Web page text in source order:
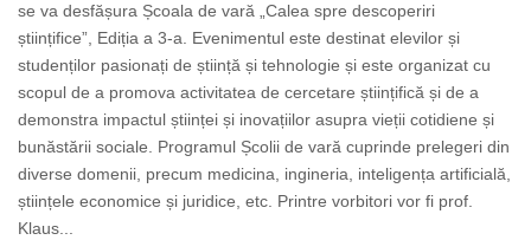
se va desfășura Școala de vară „Calea spre descoperiri
științifice”, Ediția a 3-a. Evenimentul este destinat elevilor și
studenților pasionați de știință și tehnologie și este organizat cu
scopul de a promova activitatea de cercetare științifică și de a
demonstra impactul științei și inovațiilor asupra vieții cotidiene și
bunăstării sociale. Programul Școlii de vară cuprinde prelegeri din
diverse domenii, precum medicina, ingineria, inteligența artificială,
științele economice și juridice, etc. Printre vorbitori vor fi prof.
Klaus...